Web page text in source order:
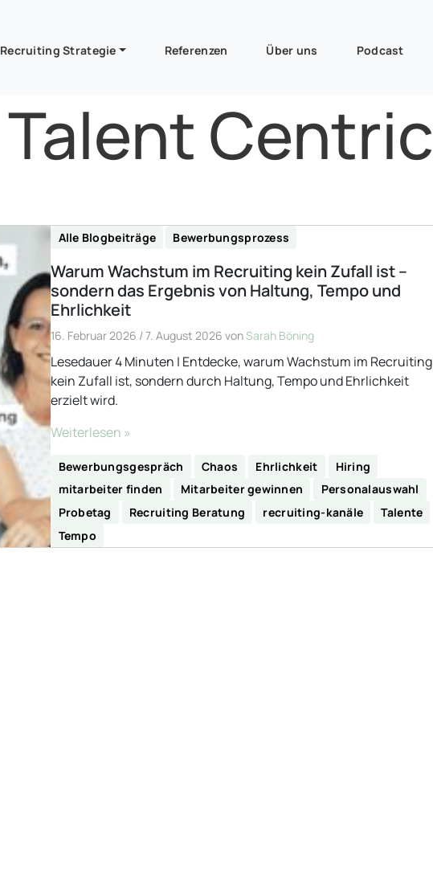
Recruiting Strategie Referenzen Über uns Podcast
Talent Centric
Alle Blogbeiträge Bewerbungsprozess
Warum Wachstum im Recruiting kein Zufall ist –
sondern das Ergebnis von Haltung, Tempo und
Ehrlichkeit
16. Februar 2026 /7. August 2026 vonSarah Böning
Lesedauer 4 Minuten | Entdecke, warum Wachstum im Recruiting
kein Zufall ist, sondern durch Haltung, Tempo und Ehrlichkeit
erzielt wird.
Weiterlesen »
Bewerbungsgespräch Chaos Ehrlichkeit
Hiring
mitarbeiter finden
Mitarbeiter gewinnen
Personalauswahl
Probetag
Recruiting Beratung recruiting-kanäle
Talente
Tempo